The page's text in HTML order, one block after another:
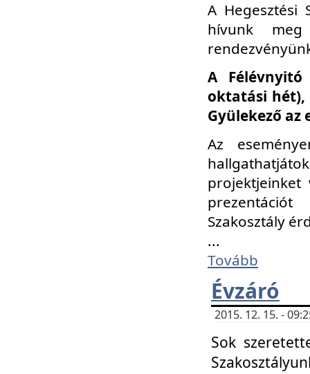
A Hegesztési
hívunk
A
oktatási hét),
Gyülekező az
Az
Szakosztály
...
Tovább
Évzáró
2015. 12. 15. -
Sok